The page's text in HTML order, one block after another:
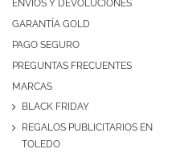
ENVÍOS Y DEVOLUCIONES
GARANTÍA GOLD
PAGO SEGURO
PREGUNTAS FRECUENTES
MARCAS
BLACK FRIDAY
REGALOS PUBLICITARIOS EN
TOLEDO